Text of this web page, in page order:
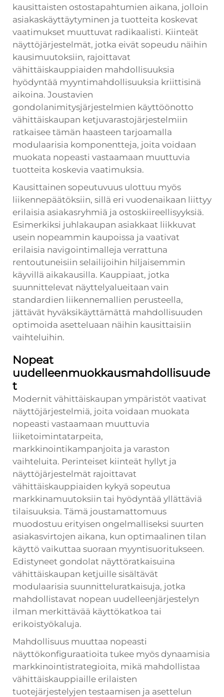
kausittaisten ostostapahtumien aikana, jolloin
asiakaskäyttäytyminen ja tuotteita koskevat
vaatimukset muuttuvat radikaalisti. Kiinteät
näyttöjärjestelmät, jotka eivät sopeudu näihin
kausimuutoksiin, rajoittavat
vähittäiskauppiaiden mahdollisuuksia
hyödyntää myyntimahdollisuuksia kriittisinä
aikoina. Joustavien
gondolanimitysjärjestelmien käyttöönotto
vähittäiskaupan ketjuvarastojärjestelmiin
ratkaisee tämän haasteen tarjoamalla
modulaarisia komponentteja, joita voidaan
muokata nopeasti vastaamaan muuttuvia
tuotteita koskevia vaatimuksia.
Kausittainen sopeutuvuus ulottuu myös
liikennepäätöksiin, sillä eri vuodenaikaan liittyy
erilaisia asiakasryhmiä ja ostoskiireellisyyksiä.
Esimerkiksi juhlakaupan asiakkaat liikkuvat
usein nopeammin kaupoissa ja vaativat
erilaisia navigointimalleja verrattuna
rentoutuneisiin selailijoihin hiljaisemmin
käyvillä aikakausilla. Kauppiaat, jotka
suunnittelevat näyttelyalueitaan vain
standardien liikennemallien perusteella,
jättävät hyväksikäyttämättä mahdollisuuden
optimoida asetteluaan näihin kausittaisiin
vaihteluihin.
Nopeat
uudelleenmuokkausmahdollisuude
t
Modernit vähittäiskaupan ympäristöt vaativat
näyttöjärjestelmiä, joita voidaan muokata
nopeasti vastaamaan muuttuvia
liiketoimintatarpeita,
markkinointikampanjoita ja varaston
vaihteluita. Perinteiset kiinteät hyllyt ja
näyttöjärjestelmät rajoittavat
vähittäiskauppiaiden kykyä sopeutua
markkinamuutoksiin tai hyödyntää yllättäviä
tilaisuuksia. Tämä joustamattomuus
muodostuu erityisen ongelmalliseksi suurten
asiakasvirtojen aikana, kun optimaalinen tilan
käyttö vaikuttaa suoraan myyntisuoritukseen.
Edistyneet gondolat näyttöratkaisuina
vähittäiskaupan ketjuille sisältävät
modulaarisia suunnitteluratkaisuja, jotka
mahdollistavat nopean uudelleenjärjestelyn
ilman merkittävää käyttökatkoa tai
erikoistyökaluja.
Mahdollisuus muuttaa nopeasti
näyttökonfiguraatioita tukee myös dynaamisia
markkinointistrategioita, mikä mahdollistaa
vähittäiskauppiaille erilaisten
tuotejärjestelyjen testaamisen ja asettelun